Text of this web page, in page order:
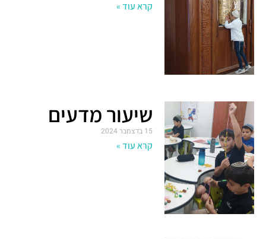
קרא עוד »
שיעור מדעים
15 בדצמבר 2024
קרא עוד »